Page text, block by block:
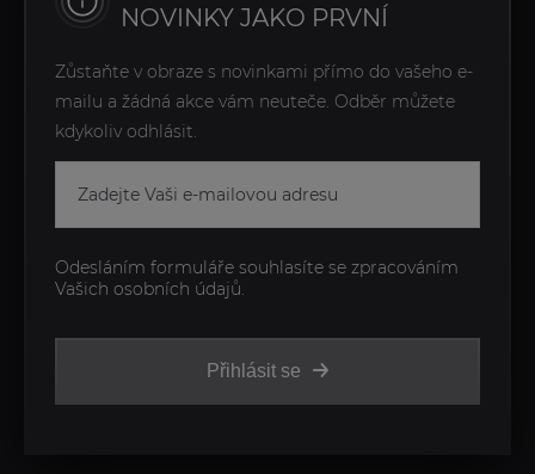
NOVINKY JAKO PRVNÍ
Zůstaňte v obraze s novinkami přímo do vašeho e-
mailu a žádná akce vám neuteče. Odběr můžete
kdykoliv odhlásit.
Přihlásit se
Odesláním formuláře souhlasíte se zpracováním
Vašich osobních údajů.